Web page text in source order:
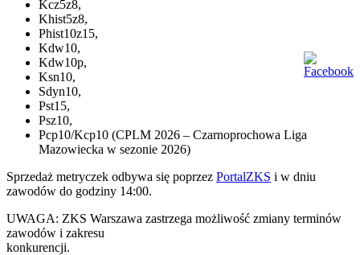
Kcz5z8,
Khist5z8,
Phist10z15,
Kdw10,
Kdw10p,
Ksn10,
Sdyn10,
Pst15,
Psz10,
Pcp10/Kcp10 (CPLM 2026 – Czarnoprochowa Liga
Mazowiecka w sezonie 2026)
Sprzedaż metryczek odbywa się poprzez PortalZKS i w dniu
zawodów do godziny 14:00.
UWAGA: ZKS Warszawa zastrzega możliwość zmiany terminów
zawodów i zakresu
konkurencji.